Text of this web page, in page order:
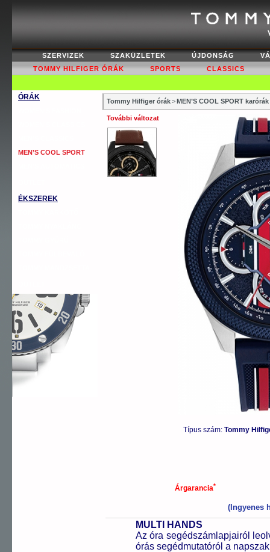
SZERVIZEK SZAKÜZLETEK ÚJDONSÁG
TOMMY HILFIGER ÓRÁK
SPORTS CLASSICS
ÓRÁK
MEN’S COOL SPORT
ÉKSZEREK
Tommy Hilfiger órák>MEN’S COOL SPORT karórák
További változat
Típus szám: Tommy
Árgarancia*
(Ingyenes
MULTI HANDS
Az óra segédszámlapjairól
órás segédmutatóról a